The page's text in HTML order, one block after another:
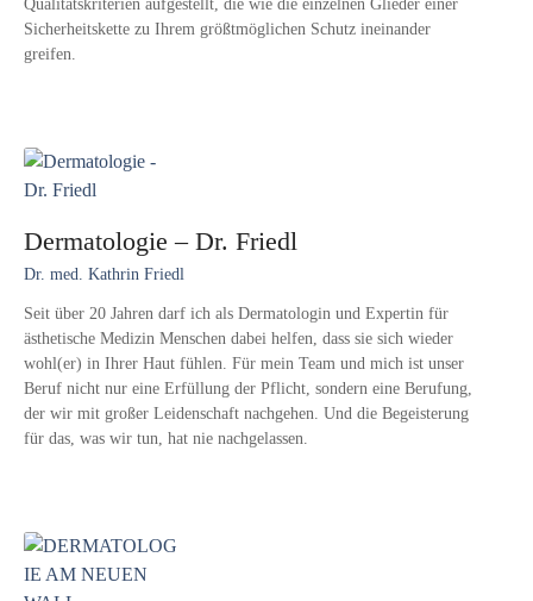
Sicherheitskette zu Ihrem größtmöglichen Schutz ineinander
greifen.
Dermatologie – Dr. Friedl
Dr. med. Kathrin Friedl
Seit über 20 Jahren darf ich als Dermatologin und Expertin für
ästhetische Medizin Menschen dabei helfen, dass sie sich wieder
wohl(er) in Ihrer Haut fühlen. Für mein Team und mich ist unser
Beruf nicht nur eine Erfüllung der Pflicht, sondern eine Berufung,
der wir mit großer Leidenschaft nachgehen. Und die Begeisterung
für das, was wir tun, hat nie nachgelassen.